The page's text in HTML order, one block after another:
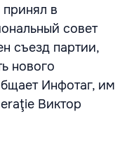
в
совет
съезд партии,
нового
Инфотаг, им
Виктор